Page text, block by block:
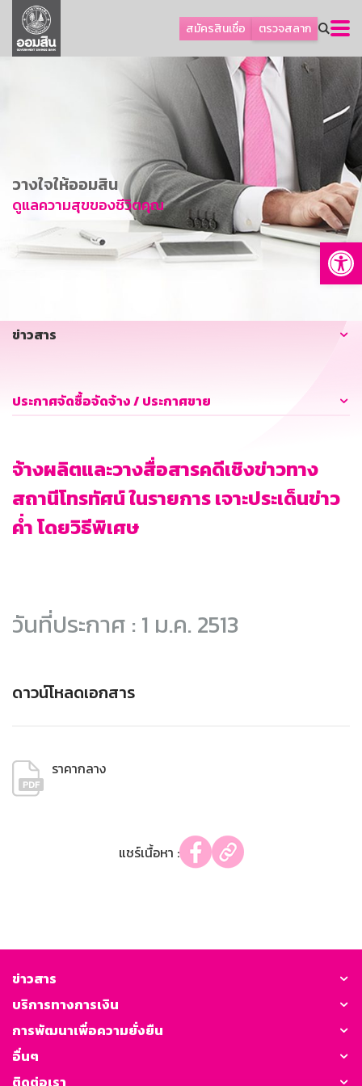
สมัครสินเชื่อ ตรวจสลาก
ลูกค้าธุรกิจ
ลูกค้าผู้ประกอบรายย่อย
การพัฒนาที่ยั่งยืน
ข่าวสาร
บริการทางการเงิน
อื่นๆ
วางใจให้ออมสิน
ดูแลความสุขของชีวิตคุณ
ข่าวสาร
ประกาศจัดซื้อจัดจ้าง / ประกาศขาย
จ้างผลิตและวางสื่อสารคดีเชิงข่าวทาง
สถานีโทรทัศน์ ในรายการ เจาะประเด็นข่าว
ค่ำ โดยวิธีพิเศษ
วันที่ประกาศ : 1 ม.ค. 2513
ดาวน์โหลดเอกสาร
ราคากลาง
แชร์เนื้อหา :
ข่าวสาร
บริการทางการเงิน
การพัฒนาเพื่อความยั่งยืน
อื่นๆ